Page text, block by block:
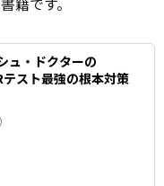
ュ・ドクターの
スト最強の根本対策